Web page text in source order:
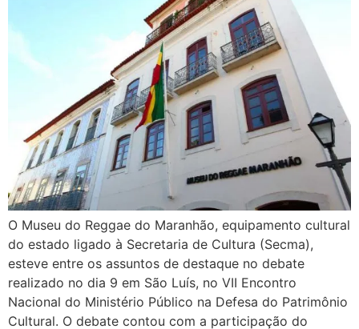
O Museu do Reggae do Maranhão, equipamento cultural
do estado ligado à Secretaria de Cultura (Secma),
esteve entre os assuntos de destaque no debate
realizado no dia 9 em São Luís, no VII Encontro
Nacional do Ministério Público na Defesa do Patrimônio
Cultural. O debate contou com a participação do